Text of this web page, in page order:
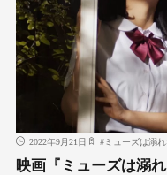
2022年9月21日 #ミューズは溺
映画『ミューズは溺